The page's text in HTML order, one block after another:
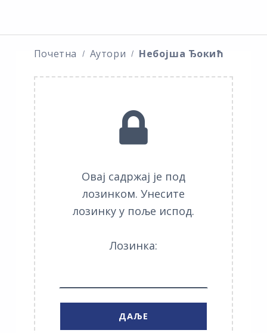
Почетна Аутори Небојша Ђокић
Овај садржај је под
лозинком. Унесите
лозинку у поље испод.
Лозинка: